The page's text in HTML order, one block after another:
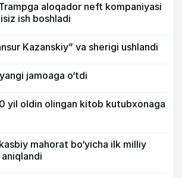
aloqador neft kompaniyasi
ish boshladi
Kazanskiy” va sherigi ushlandi
jamoaga o‘tdi
yil oldin olingan kitob kutubxonaga
mahorat bo‘yicha ilk milliy